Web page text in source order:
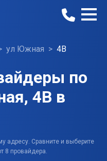
ул Южная 4В
по
4В в
адресу. Сравните и выберите
8 провайдера.